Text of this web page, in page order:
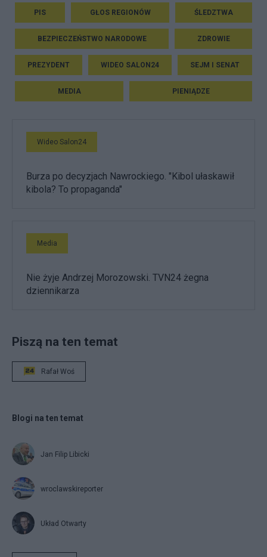
PIS GŁOS REGIONÓW ŚLEDZTWA
BEZPIECZEŃSTWO NARODOWE ZDROWIE
PREZYDENT WIDEO SALON24 SEJM I SENAT
MEDIA PIENIĄDZE
Wideo Salon24
Burza po decyzjach Nawrockiego. "Kibol ułaskawił
kibola? To propaganda"
Media
Nie żyje Andrzej Morozowski. TVN24 żegna
dziennikarza
Piszą na ten temat
Rafał Woś
Blogi na ten temat
Jan Filip Libicki
wroclawskireporter
Układ Otwarty